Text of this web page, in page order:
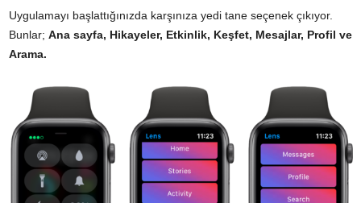
Uygulamayı başlattığınızda karşınıza yedi tane seçenek çıkıyor.
Bunlar; Ana sayfa, Hikayeler, Etkinlik, Keşfet, Mesajlar, Profil ve
Arama.